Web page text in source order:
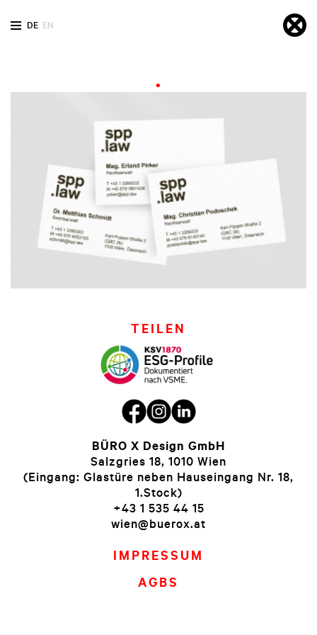
DE EN
TEILEN
BÜRO X Design GmbH
Salzgries 18, 1010 Wien
(Eingang: Glastüre neben Hauseingang Nr. 18,
1.Stock)
+43 1 535 44 15
wien@buerox.at
IMPRESSUM
AGBS